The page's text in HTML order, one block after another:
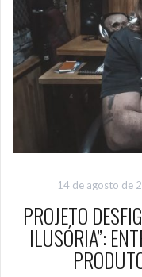
14 de agosto de
PROJETO
ILUSÓRIA”: